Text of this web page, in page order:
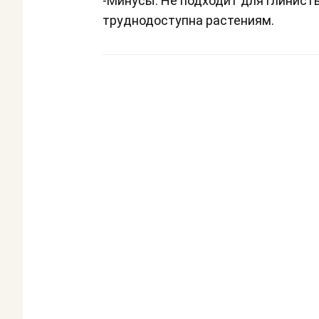
труднодоступна растениям.